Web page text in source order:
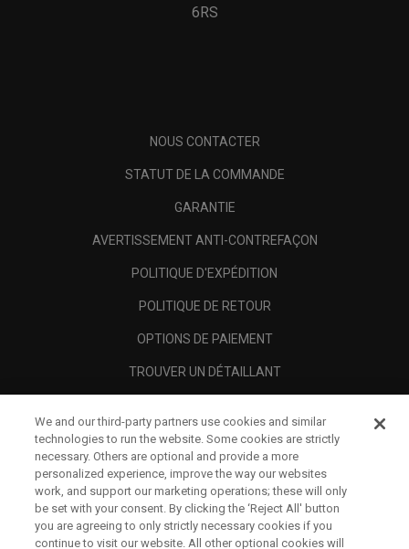
6RS
NOUS CONTACTER
STATUT DE LA COMMANDE
GARANTIE
AVERTISSEMENT ANTI-CONTREFAÇON
POLITIQUE D'EXPÉDITION
POLITIQUE DE RETOUR
OPTIONS DE PAIEMENT
TROUVER UN DÉTAILLANT
SCAM AWARENESS
A PROPOS
MENTIONS LÉGALES
We and our third-party partners use cookies and similar
technologies to run the website. Some cookies are strictly
necessary. Others are optional and provide a more
personalized experience, improve the way our websites
work, and support our marketing operations; these will only
be set with your consent. By clicking the ‘Reject All' button
you are agreeing to only strictly necessary cookies if you
continue to visit our website. All other optional cookies will